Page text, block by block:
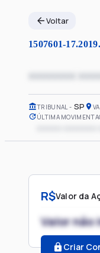
Voltar
1507601-
xxxxxxxx
TRIBUNAL SP
ÚLTIMA
R$Valor da
Valor não
Criar